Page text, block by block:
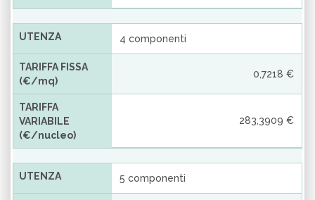
UTENZA 4 componenti
TARIFFA FISSA
(€/mq)
0,7218 €
TARIFFA
VARIABILE
(€/nucleo)
283,3909 €
UTENZA 5 componenti